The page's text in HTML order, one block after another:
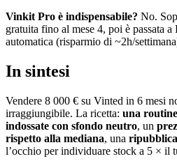
Vinkit Pro è indispensabile? No.
gratuita fino al mese 4, poi è passata
automatica (risparmio di ~2h/
In sintesi
Vendere 8 000 € su Vinted in 6 mesi
irraggiungibile. La ricetta: una
indossate con sfondo neutro, un
rispetto alla mediana, una
l’occhio per individuare stock a 5 × il